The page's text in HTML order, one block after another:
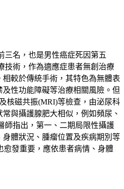
三名，也是男性癌症死因第五
技術，作為適應症患者無創治療
較於傳統手術，其特色為無體表
性功能障礙等治療相關風險。但
核磁共振(MRI)等檢查，由泌尿科
與攝護腺肥大相似，例如頻尿、
師指出，第一、二期局限性攝護
體狀況、腫瘤位置及疾病期別等
愈發重要，應依患者病情、身體